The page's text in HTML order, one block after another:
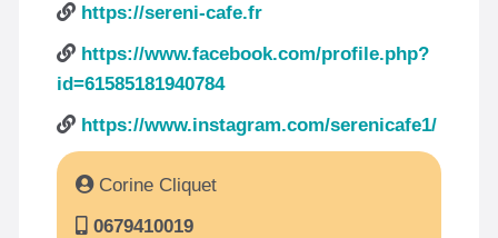
https://sereni-cafe.fr
https://www.facebook.com/profile.php?
id=61585181940784
https://www.instagram.com/serenicafe1/
Corine Cliquet
0679410019